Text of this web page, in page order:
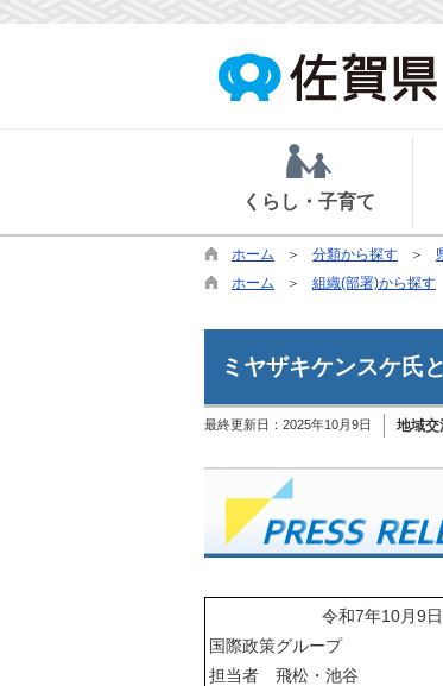
くらし・子育て
ホーム 分類から探す
ホーム
組織(部署)から探す
ミヤザキケンスケ氏
最終更新日： 2025年10月9日 地域
令和7年10月9日
国際政策グループ
担当者 飛松・池谷